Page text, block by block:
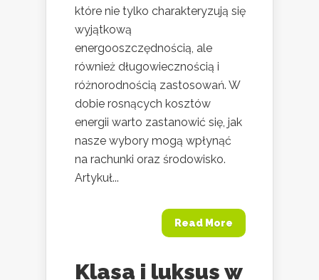
które nie tylko charakteryzują się
wyjątkową
energooszczędnością, ale
również długowiecznością i
różnorodnością zastosowań. W
dobie rosnących kosztów
energii warto zastanowić się, jak
nasze wybory mogą wpłynąć
na rachunki oraz środowisko.
Artykuł...
Read More
Klasa i luksus w